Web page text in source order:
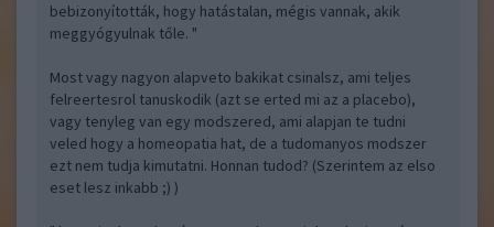
bebizonyították, hogy hatástalan, mégis vannak, akik
meggyógyulnak tőle. "
Most vagy nagyon alapveto bakikat csinalsz, ami teljes
felreertesrol tanuskodik (azt se erted mi az a placebo),
vagy tenyleg van egy modszered, ami alapjan te tudni
veled hogy a homeopatia hat, de a tudomanyos modszer
ezt nem tudja kimutatni. Honnan tudod? (Szerintem az elso
eset lesz inkabb ;) )